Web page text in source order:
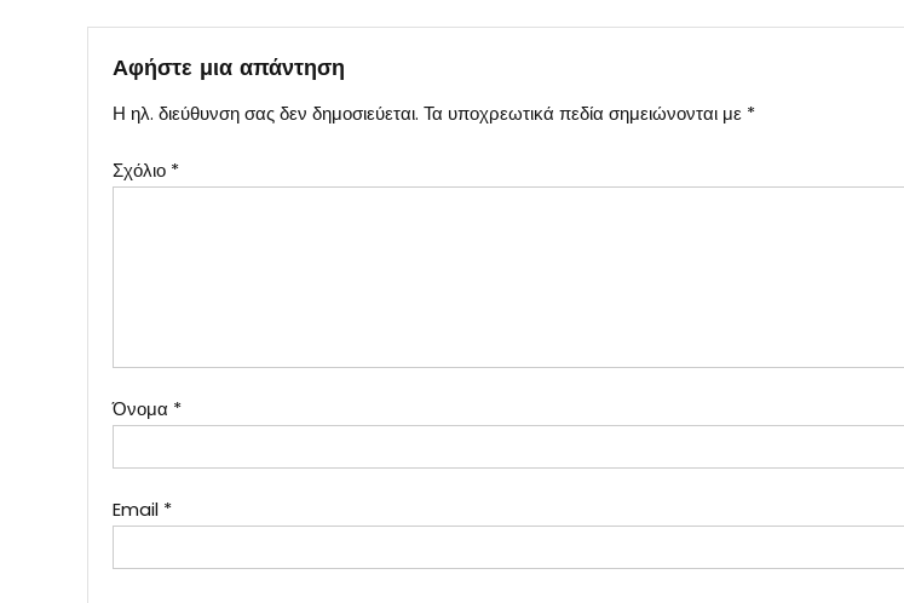
Αφήστε μια απάντηση
Η ηλ. διεύθυνση σας δεν δημοσιεύεται. Τα υποχρεωτικά πεδία σημειώνονται με *
Σχόλιο *
Όνομα *
Email *